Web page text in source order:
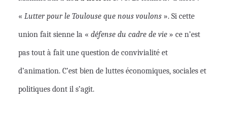
« Lutter pour le Toulouse que nous voulons ». Si cette
union fait sienne la « défense du cadre de vie » ce n’est
pas tout à fait une question de convivialité et
d’animation. C’est bien de luttes économiques, sociales et
politiques dont il s’agit.